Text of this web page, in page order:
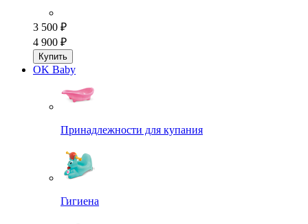
3 500 ₽
4 900 ₽
Купить
OK Baby
Принадлежности для купания
Гигиена